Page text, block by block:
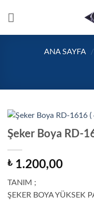
ANA SAYFA /
Şeker Boya RD-
₺1.200,00
TANIM ;
ŞEKER BOYA YÜKSEK